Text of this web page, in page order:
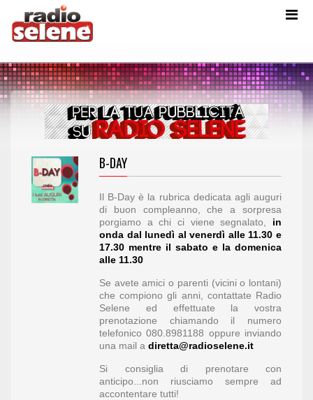
B-DAY
Il B-Day è la rubrica dedicata agli auguri
di buon compleanno, che a sorpresa
porgiamo a chi ci viene segnalato, in
onda dal lunedì al venerdì alle 11.30 e
17.30 mentre il sabato e la domenica
alle 11.30
Se avete amici o parenti (vicini o lontani)
che compiono gli anni, contattate Radio
Selene ed effettuate la vostra
prenotazione chiamando il numero
telefonico 080.8981188 oppure inviando
una mail a diretta@radioselene.it
Si consiglia di prenotare con
anticipo...non riusciamo sempre ad
accontentare tutti!